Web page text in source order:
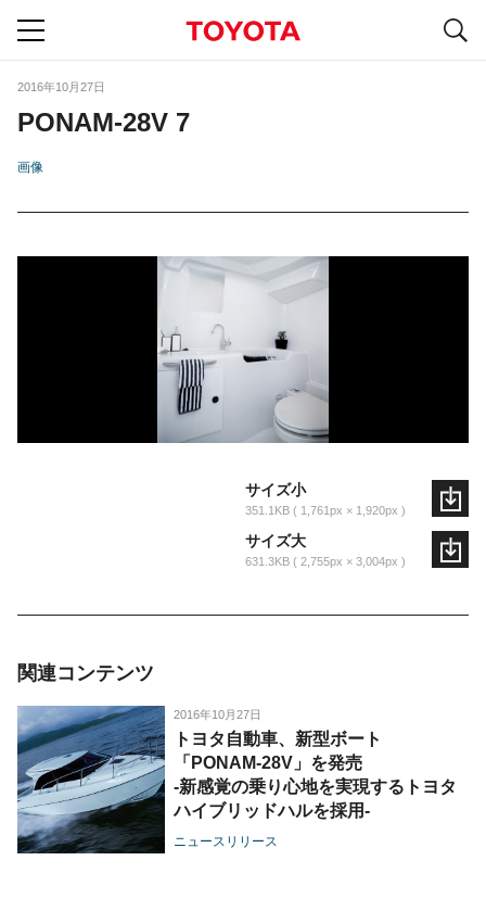
2016年10月27日
PONAM-28V 7
画像
サイズ小
351.1KB 1,761px × 1,920px
サイズ大
631.3KB 2,755px × 3,004px
関連コンテンツ
2016年10月27日
トヨタ自動車、新型ボート
「PONAM-28V」を発売
-新感覚の乗り心地を実現するトヨタ
ハイブリッドハルを採用-
ニュースリリース